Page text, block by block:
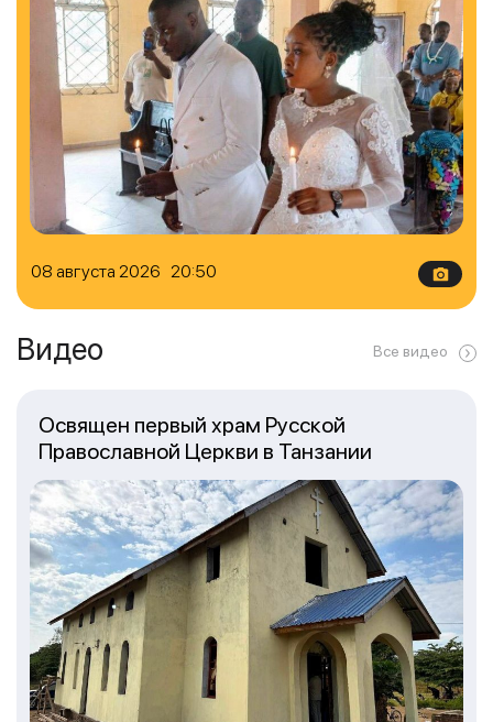
08 августа 2026 20:50
Видео Все видео
Освящен первый храм Русской
Православной Церкви в Танзании